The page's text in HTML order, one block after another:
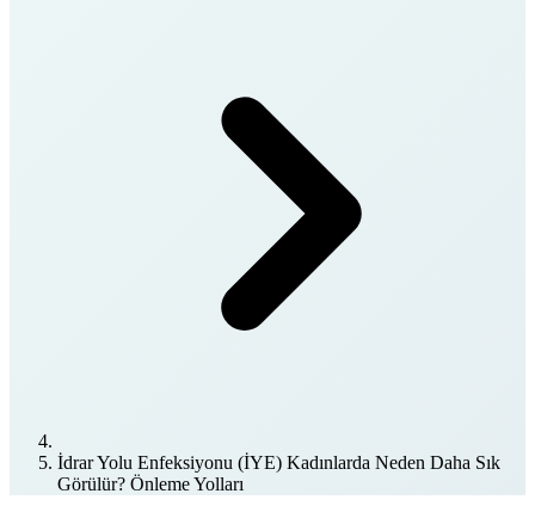
İdrar Yolu Enfeksiyonu (İYE) Kadınlarda Neden Daha Sık
Görülür? Önleme Yolları